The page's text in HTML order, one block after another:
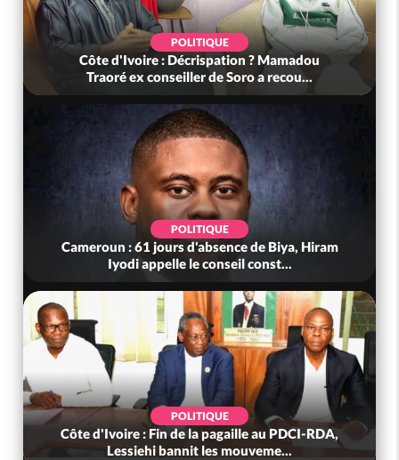
POLITIQUE
Côte d'Ivoire : Décrispation ? Mamadou
Traoré ex conseiller de Soro a recou...
POLITIQUE
Cameroun : 61 jours d'absence de Biya, Hiram
Iyodi appelle le conseil const...
POLITIQUE
Côte d'Ivoire : Fin de la pagaille au PDCI-RDA,
Lessiehi bannit les mouveme...